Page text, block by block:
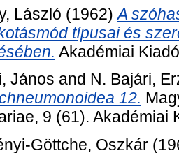
László (1962)A
típusai és
Akadémiai
János and N. Bajári,
12.
9 (61). Akadémiai
Göttche, Oszkár